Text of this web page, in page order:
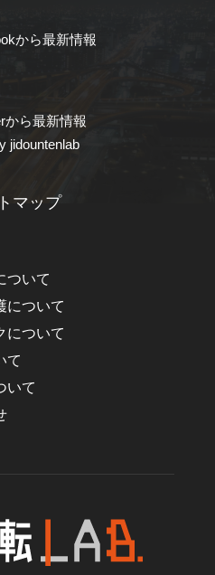
から最新情報
から最新情報
jidountenlab
マップ
ついて
について
について
て
いて